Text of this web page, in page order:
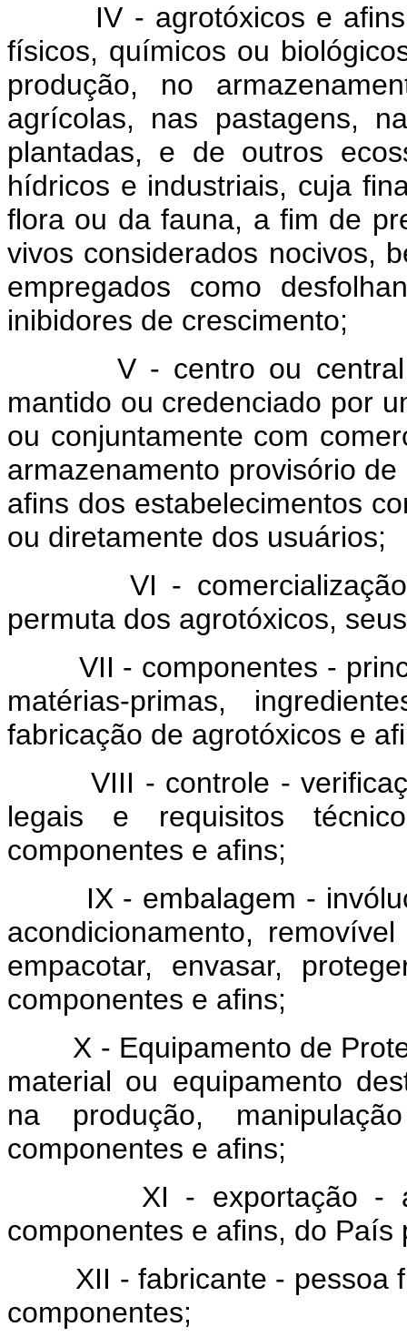
IV - agrotóxicos e
físicos, químicos ou
produção, no
agrícolas, nas pastagens,
plantadas, e de outros
hídricos e industriais, cuja
flora ou da fauna, a fim de
vivos considerados nocivos,
empregados como
inibidores de crescimento;
V - centro ou
mantido ou credenciado por
ou conjuntamente com
armazenamento provisório
afins dos estabelecimentos
ou diretamente dos usuários;
VI -
permuta dos agrotóxicos,
VII - componentes -
matérias-primas,
fabricação de agrotóxicos e
VIII - controle -
legais e requisitos
componentes e afins;
IX - embalagem -
acondicionamento,
empacotar, envasar,
componentes e afins;
X - Equipamento de
material ou equipamento
na produção,
componentes e afins;
XI - exportação -
componentes e afins, do País
XII - fabricante - pessoa
componentes;